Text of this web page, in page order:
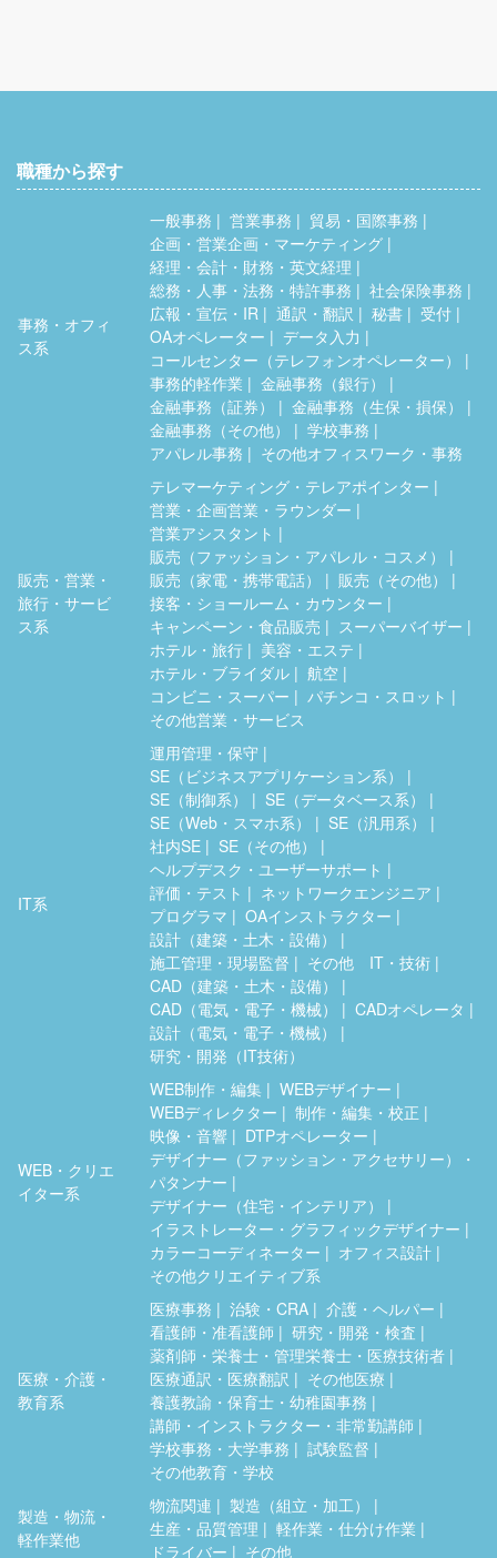
職種から探す
事務・オフィ
ス系
一般事務 営業事務
貿易・国際事務
企画・営業企画・マーケティング
経理・会計・財務・英文経理
総務・人事・法務・特許事務
社会保険事務
広報・宣伝・IR
通訳・翻訳 秘書
受付
OAオペレーター
データ入力
コールセンター（テレフォンオペレーター）
事務的軽作業
金融事務（銀行）
金融事務（証券）
金融事務（生保・損保）
金融事務（その他）
学校事務
アパレル事務
その他オフィスワーク・事務
販売・営業・
旅行・サービ
ス系
テレマーケティング・テレアポインター
営業・企画営業・ラウンダー
営業アシスタント
販売（ファッション・アパレル・コスメ）
販売（家電・携帯電話）
販売（その他）
接客・ショールーム・カウンター
キャンペーン・食品販売
スーパーバイザー
ホテル・旅行
美容・エステ
ホテル・ブライダル
航空
コンビニ・スーパー
パチンコ・スロット
その他営業・サービス
IT系
運用管理・保守
SE（ビジネスアプリケーション系）
SE（制御系）
SE（データベース系）
SE（Web・スマホ系）
SE（汎用系）
社内SE
SE（その他）
ヘルプデスク・ユーザーサポート
評価・テスト
ネットワークエンジニア
プログラマ
OAインストラクター
設計（建築・土木・設備）
施工管理・現場監督
その他 IT・技術
CAD（建築・土木・設備）
CAD（電気・電子・機械）
CADオペレータ
設計（電気・電子・機械）
研究・開発（IT技術）
WEB・クリエ
イター系
WEB制作・編集
WEBデザイナー
WEBディレクター
制作・編集・校正
映像・音響
DTPオペレーター
デザイナー（ファッション・アクセサリー）・
パタンナー
デザイナー（住宅・インテリア）
イラストレーター・グラフィックデザイナー
カラーコーディネーター
オフィス設計
その他クリエイティブ系
医療・介護・
教育系
医療事務 治験・CRA
介護・ヘルパー
看護師・准看護師
研究・開発・検査
薬剤師・栄養士・管理栄養士・医療技術者
医療通訳・医療翻訳
その他医療
養護教諭・保育士・幼稚園事務
講師・インストラクター・非常勤講師
学校事務・大学事務
試験監督
その他教育・学校
製造・物流・
軽作業他
物流関連
製造（組立・加工）
生産・品質管理
軽作業・仕分け作業
ドライバー
その他